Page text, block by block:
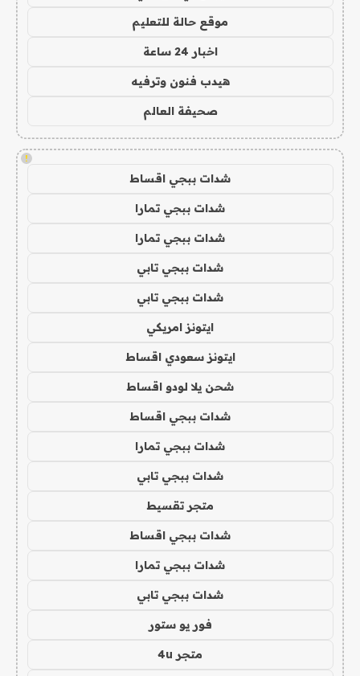
موقع حالة للتعليم
اخبار 24 ساعة
هيدب فنون وترفيه
صحيفة العالم
!
شدات ببجي اقساط
شدات ببجي تمارا
شدات ببجي تمارا
شدات ببجي تابي
شدات ببجي تابي
ايتونز امريكي
ايتونز سعودي اقساط
شحن يلا لودو اقساط
شدات ببجي اقساط
شدات ببجي تمارا
شدات ببجي تابي
متجر تقسيط
شدات ببجي اقساط
شدات ببجي تمارا
شدات ببجي تابي
فور يو ستور
متجر 4u